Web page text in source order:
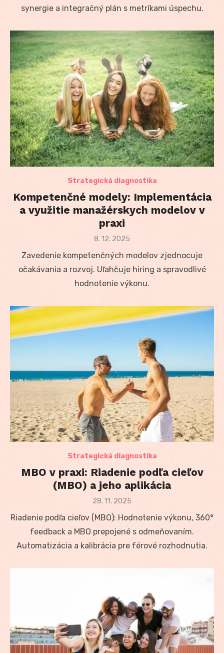
synergie a integračný plán s metríkami úspechu.
Strategická diagnostika
Kompetenčné modely: Implementácia
a využitie manažérskych modelov v
praxi
Posted
8. 12. 2025
Zavedenie kompetenčných modelov zjednocuje
očakávania a rozvoj. Uľahčuje hiring a spravodlivé
hodnotenie výkonu.
Strategická diagnostika
MBO v praxi: Riadenie podľa cieľov
(MBO) a jeho aplikácia
Posted
28. 11. 2025
Riadenie podľa cieľov (MBO): Hodnotenie výkonu, 360°
feedback a MBO prepojené s odmeňovaním.
Automatizácia a kalibrácia pre férové rozhodnutia.